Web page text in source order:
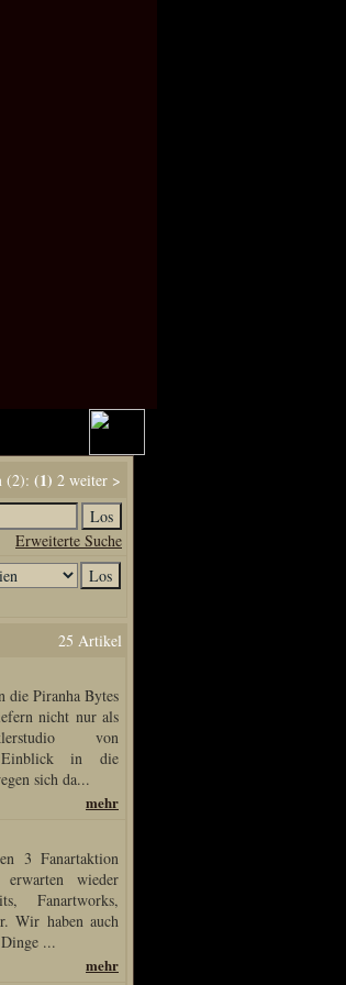
(2): (1) 2 weiter >
Erweiterte Suche
25 Artikel
Piranha Bytes
nicht nur als
von
Einblick in die
sich da...
mehr
3 Fanartaktion
wieder
Fanartworks,
Wir haben auch
...
mehr